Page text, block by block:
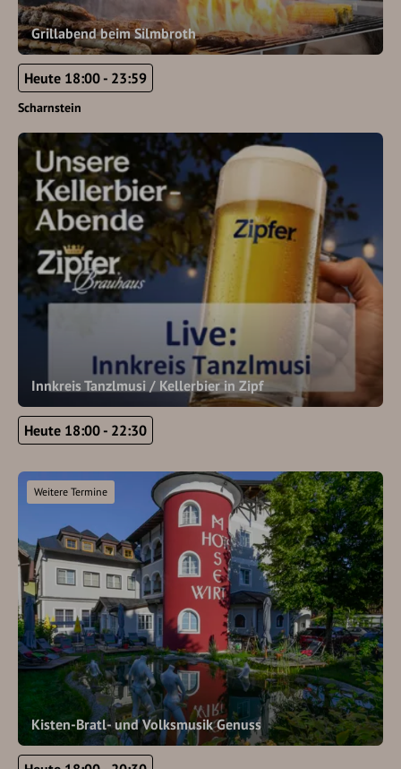
Grillabend beim Silmbroth
Heute 18:00 - 23:59
Scharnstein
Innkreis Tanzlmusi / Kellerbier in Zipf
Heute 18:00 - 22:30
Kisten-Bratl- und Volksmusik Genuss
Weitere Termine